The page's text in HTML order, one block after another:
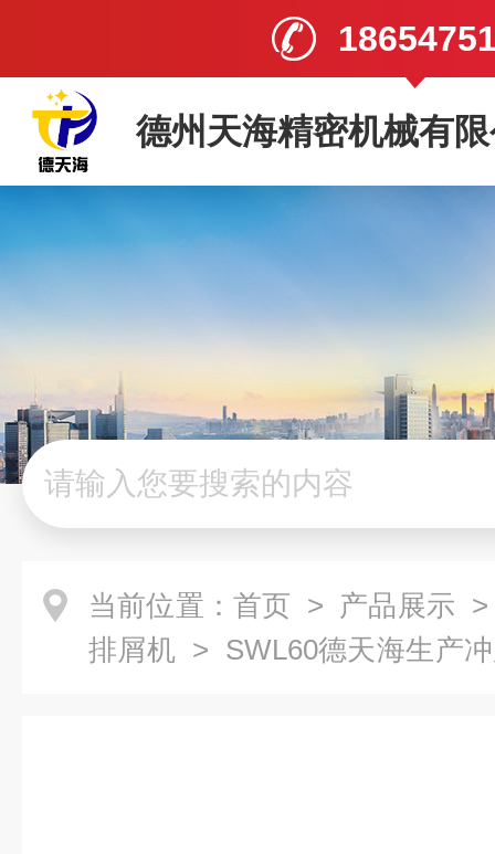
德州天海精密机械有
当前位置： 首页 > 产品展示
排屑机 > SWL60德天海生产